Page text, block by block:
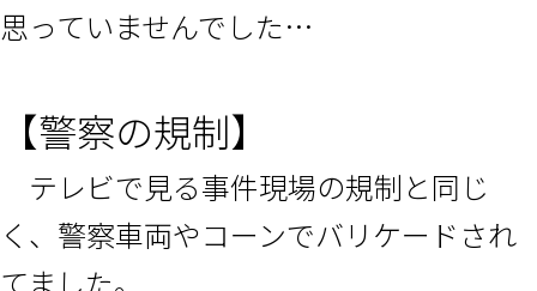
思っていませんでした…
【警察の規制】
テレビで見る事件現場の規制と同じ
く、警察車両やコーンでバリケードされ
てました。